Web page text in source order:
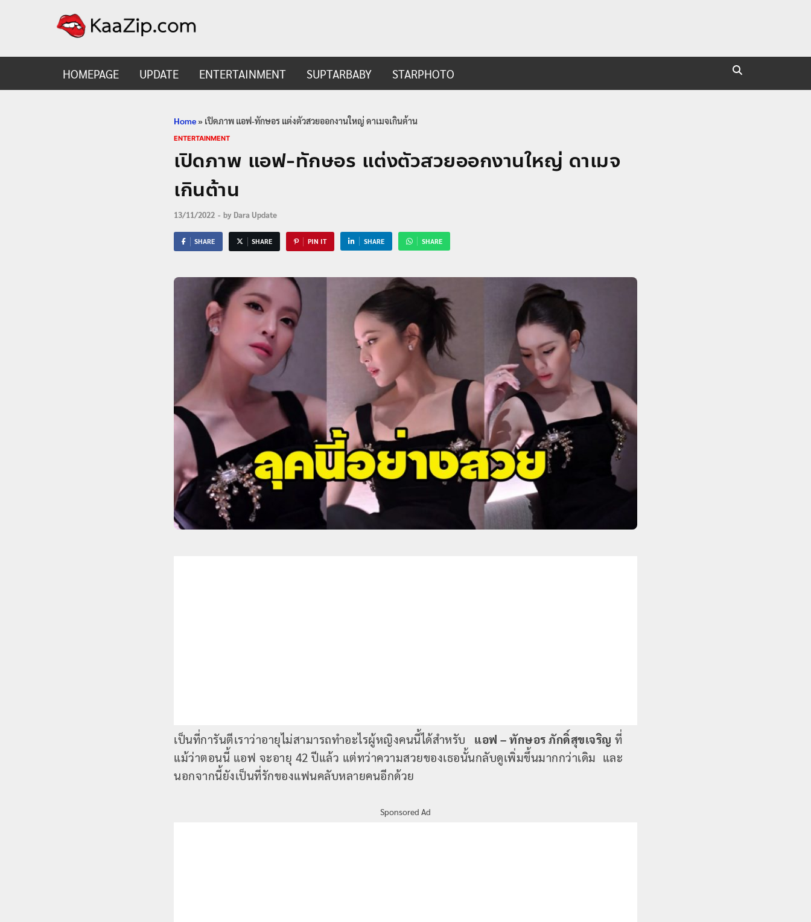
HOMEPAGE UPDATE ENTERTAINMENT SUPTARBABY STARPHOTO
Home» เปิดภาพ แอฟ-ทักษอร แต่งตัวสวยออกงานใหญ่ ดาเมจเกินต้าน
ENTERTAINMENT
เปิดภาพ แอฟ-ทักษอร แต่งตัวสวยออกงานใหญ่ ดาเมจ
เกินต้าน
13/11/2022 - by Dara Update
SHARE SHARE PIN IT SHARE SHARE
เป็นที่การันตีเราว่าอายุไม่สามารถทำอะไรผู้หญิงคนนี้ได้สำหรับ แอฟ – ทักษอร ภักดิ์สุขเจริญ ที่
แม้ว่าตอนนี้ แอฟ จะอายุ 42 ปีแล้ว แต่ทว่าความสวยของเธอนั้นกลับดูเพิ่มขึ้นมากกว่าเดิม และ
นอกจากนี้ยังเป็นที่รักของแฟนคลับหลายคนอีกด้วย
Sponsored Ad